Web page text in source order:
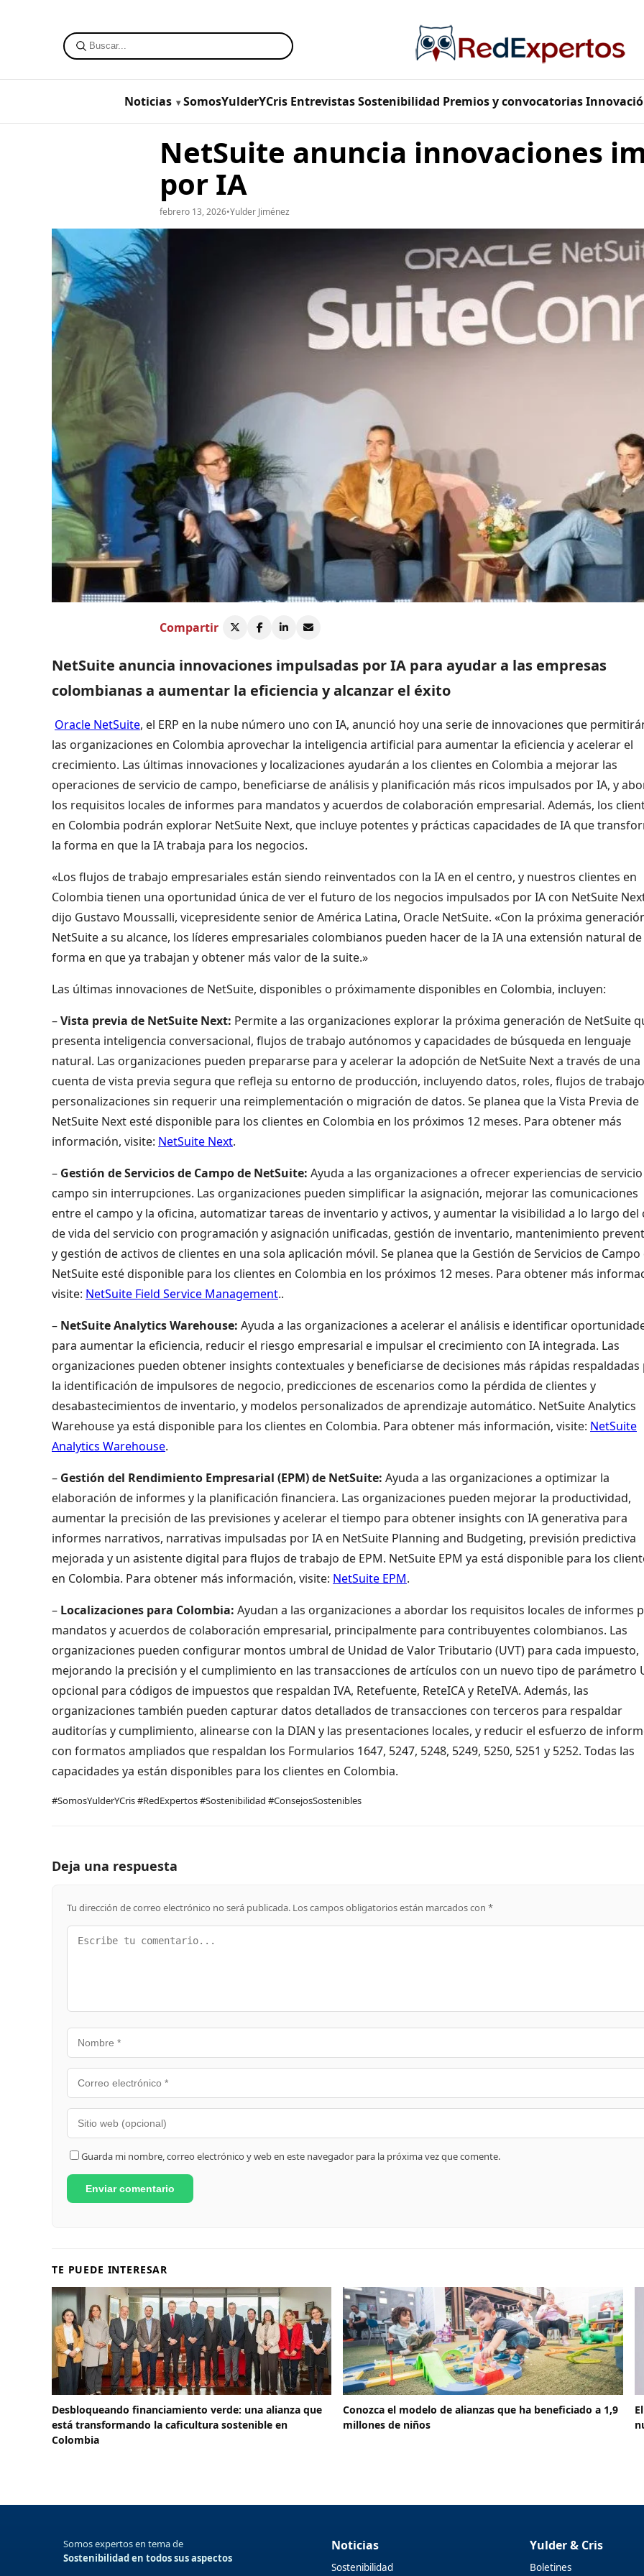
Noticias SomosYulderYCris Entrevistas Sostenibilidad Premios y convocatorias
NetSuite anuncia innovaciones
por IA
febrero 13, 2026•Yulder Jiménez
Compartir
NetSuite anuncia innovaciones impulsadas por IA para ayudar a las empresas
colombianas a aumentar la eficiencia y alcanzar el éxito
Oracle NetSuite, el ERP en la nube número uno con IA, anunció hoy una serie de innovaciones que
las organizaciones en Colombia aprovechar la inteligencia artificial para aumentar la eficiencia y acelerar el
crecimiento. Las últimas innovaciones y localizaciones ayudarán a los clientes en Colombia a mejorar las
operaciones de servicio de campo, beneficiarse de análisis y planificación más ricos impulsados por IA, y
los requisitos locales de informes para mandatos y acuerdos de colaboración empresarial. Además, los
en Colombia podrán explorar NetSuite Next, que incluye potentes y prácticas capacidades de IA que
la forma en que la IA trabaja para los negocios.
«Los flujos de trabajo empresariales están siendo reinventados con la IA en el centro, y nuestros clientes en
Colombia tienen una oportunidad única de ver el futuro de los negocios impulsados por IA con NetSuite
dijo Gustavo Moussalli, vicepresidente senior de América Latina, Oracle NetSuite. «Con la próxima
NetSuite a su alcance, los líderes empresariales colombianos pueden hacer de la IA una extensión natural de
forma en que ya trabajan y obtener más valor de la suite.»
Las últimas innovaciones de NetSuite, disponibles o próximamente disponibles en Colombia, incluyen:
–Vista previa de NetSuite Next: Permite a las organizaciones explorar la próxima generación de NetSuite
presenta inteligencia conversacional, flujos de trabajo autónomos y capacidades de búsqueda en lenguaje
natural. Las organizaciones pueden prepararse para y acelerar la adopción de NetSuite Next a través de una
cuenta de vista previa segura que refleja su entorno de producción, incluyendo datos, roles, flujos de
personalizaciones sin requerir una reimplementación o migración de datos. Se planea que la Vista Previa de
NetSuite Next esté disponible para los clientes en Colombia en los próximos 12 meses. Para obtener más
información, visite: NetSuite Next.
– Gestión de Servicios de Campo de NetSuite: Ayuda a las organizaciones a ofrecer experiencias de
campo sin interrupciones. Las organizaciones pueden simplificar la asignación, mejorar las comunicaciones
entre el campo y la oficina, automatizar tareas de inventario y activos, y aumentar la visibilidad a lo largo del
de vida del servicio con programación y asignación unificadas, gestión de inventario, mantenimiento
y gestión de activos de clientes en una sola aplicación móvil. Se planea que la Gestión de Servicios de Campo
NetSuite esté disponible para los clientes en Colombia en los próximos 12 meses. Para obtener más
visite: NetSuite Field Service Management..
– NetSuite Analytics Warehouse: Ayuda a las organizaciones a acelerar el análisis e identificar
para aumentar la eficiencia, reducir el riesgo empresarial e impulsar el crecimiento con IA integrada. Las
organizaciones pueden obtener insights contextuales y beneficiarse de decisiones más rápidas respaldadas
la identificación de impulsores de negocio, predicciones de escenarios como la pérdida de clientes y
desabastecimientos de inventario, y modelos personalizados de aprendizaje automático. NetSuite Analytics
Warehouse ya está disponible para los clientes en Colombia. Para obtener más información, visite: NetSuite
Analytics Warehouse.
– Gestión del Rendimiento Empresarial (EPM) de NetSuite: Ayuda a las organizaciones a optimizar la
elaboración de informes y la planificación financiera. Las organizaciones pueden mejorar la productividad,
aumentar la precisión de las previsiones y acelerar el tiempo para obtener insights con IA generativa para
informes narrativos, narrativas impulsadas por IA en NetSuite Planning and Budgeting, previsión predictiva
mejorada y un asistente digital para flujos de trabajo de EPM. NetSuite EPM ya está disponible para los
en Colombia. Para obtener más información, visite: NetSuite EPM.
– Localizaciones para Colombia: Ayudan a las organizaciones a abordar los requisitos locales de informes
mandatos y acuerdos de colaboración empresarial, principalmente para contribuyentes colombianos. Las
organizaciones pueden configurar montos umbral de Unidad de Valor Tributario (UVT) para cada impuesto,
mejorando la precisión y el cumplimiento en las transacciones de artículos con un nuevo tipo de parámetro
opcional para códigos de impuestos que respaldan IVA, Retefuente, ReteICA y ReteIVA. Además, las
organizaciones también pueden capturar datos detallados de transacciones con terceros para respaldar
auditorías y cumplimiento, alinearse con la DIAN y las presentaciones locales, y reducir el esfuerzo de
con formatos ampliados que respaldan los Formularios 1647, 5247, 5248, 5249, 5250, 5251 y 5252. Todas las
capacidades ya están disponibles para los clientes en Colombia.
#SomosYulderYCris #RedExpertos #Sostenibilidad #ConsejosSostenibles
Deja una respuesta
Tu dirección de correo electrónico no será publicada. Los campos obligatorios están marcados con *
Guarda mi nombre, correo electrónico y web en este navegador para la próxima vez que comente.
TE PUEDE INTERESAR
Desbloqueando financiamiento verde: una alianza que
está transformando la caficultura sostenible en
Colombia
Conozca el modelo de alianzas que ha beneficiado a 1,9
millones de niños
Somos expertos en tema de
Sostenibilidad en todos sus aspectos
Noticias
Sostenibilidad
Yulder & Cris
Boletines